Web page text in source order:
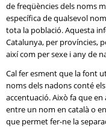
de freqüències dels noms
específica de qualsevol
tota la població. Aquesta
Catalunya, per províncies,
així com per sexe i any de
Cal fer esment que la font
noms dels nadons conté
accentuació. Això fa que
entre un nom en català o
que permet fer-ne la